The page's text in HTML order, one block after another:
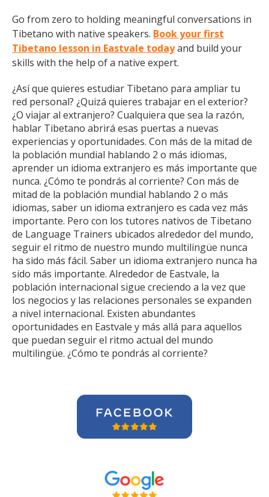
Go from zero to holding meaningful conversations in
Tibetano with native speakers. Book your first
Tibetano lesson in Eastvale todayand build your
skills with the help of a native expert.
¿Así que quieres estudiar Tibetano para ampliar tu
red personal? ¿Quizá quieres trabajar en el exterior?
¿O viajar al extranjero? Cualquiera que sea la razón,
hablar Tibetano abrirá esas puertas a nuevas
experiencias y oportunidades. Con más de la mitad de
la población mundial hablando 2 o más idiomas,
aprender un idioma extranjero es más importante que
nunca. ¿Cómo te pondrás al corriente? Con más de
mitad de la población mundial hablando 2 o más
idiomas, saber un idioma extranjero es cada vez más
importante. Pero con los tutores nativos de Tibetano
de Language Trainers ubicados alrededor del mundo,
seguir el ritmo de nuestro mundo multilingüe nunca
ha sido más fácil. Saber un idioma extranjero nunca ha
sido más importante. Alrededor de Eastvale, la
población internacional sigue creciendo a la vez que
los negocios y las relaciones personales se expanden
a nivel internacional. Existen abundantes
oportunidades en Eastvale y más allá para aquellos
que puedan seguir el ritmo actual del mundo
multilingüe. ¿Cómo te pondrás al corriente?